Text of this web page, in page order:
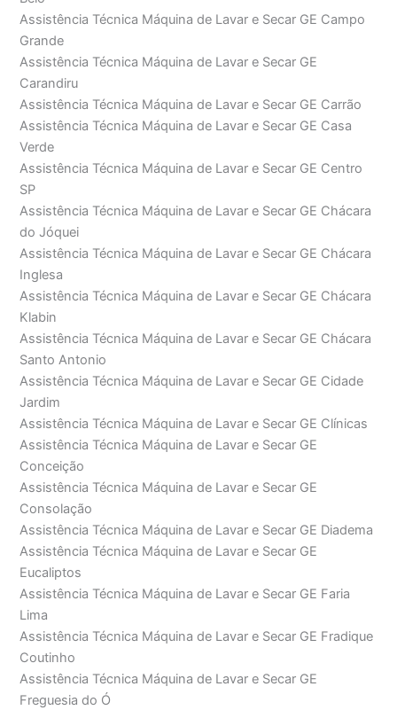
Assistência Técnica Máquina de Lavar e Secar GE Campo
Grande
Assistência Técnica Máquina de Lavar e Secar GE
Carandiru
Assistência Técnica Máquina de Lavar e Secar GE Carrão
Assistência Técnica Máquina de Lavar e Secar GE Casa
Verde
Assistência Técnica Máquina de Lavar e Secar GE Centro
SP
Assistência Técnica Máquina de Lavar e Secar GE Chácara
do Jóquei
Assistência Técnica Máquina de Lavar e Secar GE Chácara
Inglesa
Assistência Técnica Máquina de Lavar e Secar GE Chácara
Klabin
Assistência Técnica Máquina de Lavar e Secar GE Chácara
Santo Antonio
Assistência Técnica Máquina de Lavar e Secar GE Cidade
Jardim
Assistência Técnica Máquina de Lavar e Secar GE Clínicas
Assistência Técnica Máquina de Lavar e Secar GE
Conceição
Assistência Técnica Máquina de Lavar e Secar GE
Consolação
Assistência Técnica Máquina de Lavar e Secar GE Diadema
Assistência Técnica Máquina de Lavar e Secar GE
Eucaliptos
Assistência Técnica Máquina de Lavar e Secar GE Faria
Lima
Assistência Técnica Máquina de Lavar e Secar GE Fradique
Coutinho
Assistência Técnica Máquina de Lavar e Secar GE
Freguesia do Ó